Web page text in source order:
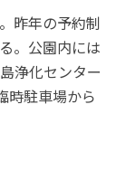
昨年の予約制
。公園内には
浄化センター
時駐車場から